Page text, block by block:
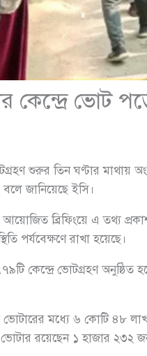
কেন্দ্রে ভোট
শুরুর তিন ঘণ্টার মাথায়
জানিয়েছে ইসি।
ব্রিফিংয়ে এ তথ্য
পর্যবেক্ষণে রাখা হয়েছে।
কেন্দ্রে ভোটগ্রহণ
ভোটারের মধ্যে ৬ কোটি
ভোটার রয়েছেন ১ হাজার ২৩২